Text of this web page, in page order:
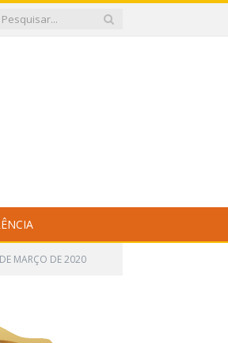
MARÇO DE 2020